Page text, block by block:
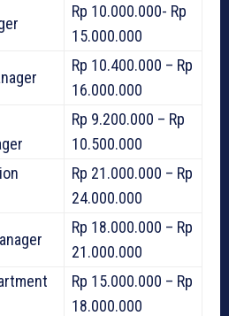
Rp 10.000.000- Rp
15.000.000
Rp 10.400.000 – Rp
16.000.000
Rp 9.200.000 – Rp
10.500.000
Rp 21.000.000 – Rp
24.000.000
Rp 18.000.000 – Rp
21.000.000
Rp 15.000.000 – Rp
18.000.000